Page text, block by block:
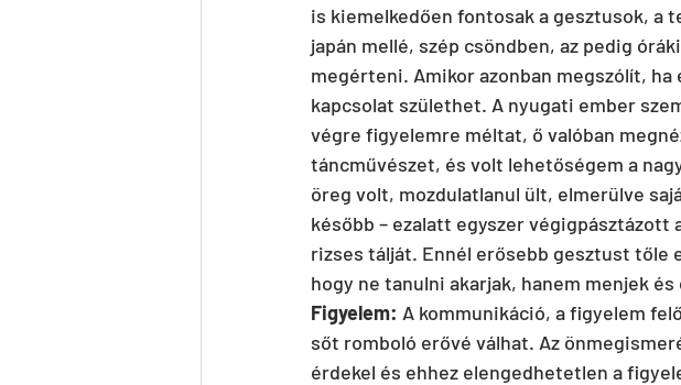
is kiemelkedően fontosak a gesztusok, a
japán mellé, szép csöndben, az pedig
megérteni. Amikor azonban megszólít,
kapcsolat születhet. A nyugati ember
végre figyelemre méltat, ő valóban
táncművészet, és volt lehetőségem a
öreg volt, mozdulatlanul ült, elmerülve
később – ezalatt egyszer végigpásztázott
rizses tálját. Ennél erősebb gesztust tőle
hogy ne tanulni akarjak, hanem menjek
Figyelem: A kommunikáció, a figyelem
sőt romboló erővé válhat. Az
érdekel és ehhez elengedhetetlen a